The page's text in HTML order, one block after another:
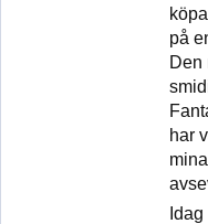
på
Den
har